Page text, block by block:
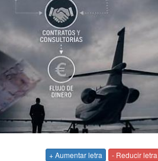
+ Aumentar letra - Reducir letra